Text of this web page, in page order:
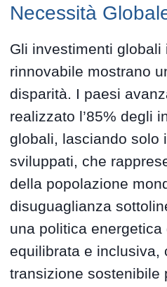
Necessità
Gli investimenti globali
rinnovabile mostrano
disparità. I paesi
realizzato l’85% degli
globali, lasciando solo
sviluppati, che
della popolazione
disuguaglianza
una politica energetica
equilibrata e inclusiva,
transizione sostenibile